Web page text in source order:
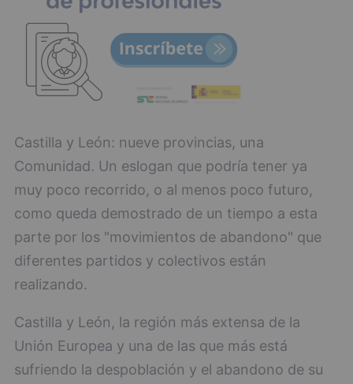
Castilla y León: nueve provincias, una
Comunidad. Un eslogan que podría tener ya
muy poco recorrido, o al menos poco futuro,
como queda demostrado de un tiempo a esta
parte por los "movimientos de abandono" que
diferentes partidos y colectivos están
realizando.
Castilla y León, la región más extensa de la
Unión Europea y una de las que más está
sufriendo la despoblación y el abandono de su